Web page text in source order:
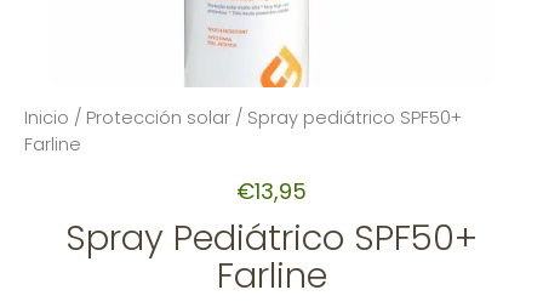
Inicio / Protección solar / Spray pediátrico SPF50+
Farline
€13,95
Spray Pediátrico SPF50+
Farline